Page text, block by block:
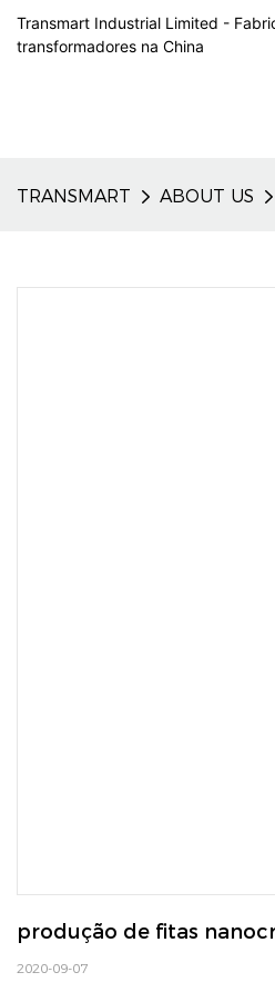
Transmart Industrial Limited -
transformadores na China
TRANSMART ABOUT US
produção de fitas
2020-09-07